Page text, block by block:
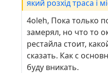
який розхід траса і
4oleh, Пока только
замерял, но что то
рестайла стоит,
сказать. Как с
буду вникать.